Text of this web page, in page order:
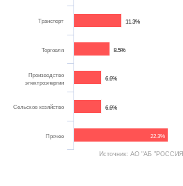
11.3%
8.5%
6.6%
6.6%
22.3%
Транспорт
Торговля
Производство
электроэнергии
Сельское хозяйство
Прочее
Источник: АО "АБ